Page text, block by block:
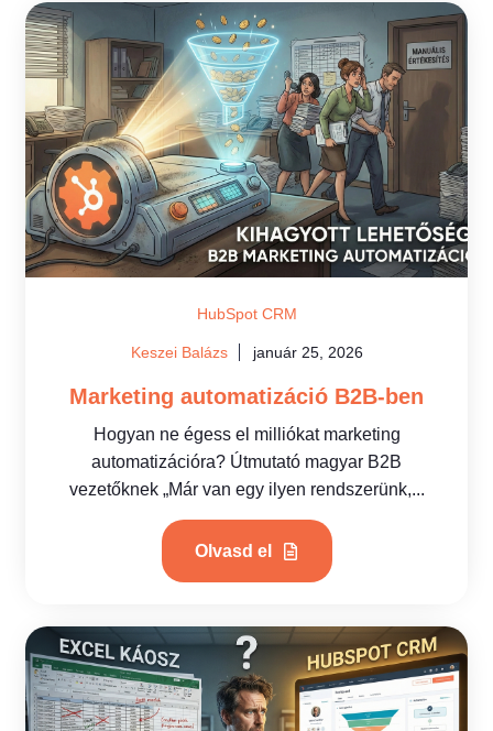
HubSpot CRM
Keszei Balázs január 25, 2026
Marketing automatizáció B2B-ben
Hogyan ne égess el milliókat marketing
automatizációra? Útmutató magyar B2B
vezetőknek „Már van egy ilyen rendszerünk,...
Olvasd el